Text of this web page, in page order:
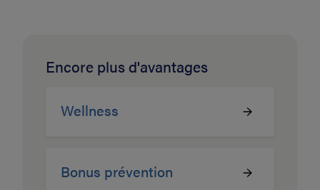
Encore plus d'avantages
Wellness
Bonus prévention